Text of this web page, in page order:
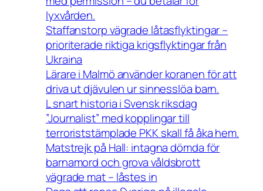
lyxvården.
Staffanstorp vägrade låtasflyktingar –
prioriterade riktiga krigsflyktingar från
Ukraina
Lärare i Malmö använder koranen för att
driva ut djävulen ur sinnesslöa barn.
L snart historia i Svensk riksdag
”Journalist” med kopplingar till
terroriststämplade PKK skall få åka hem.
Matstrejk på Hall: intagna dömda för
barnamord och grova våldsbrott
vägrade mat – låstes in